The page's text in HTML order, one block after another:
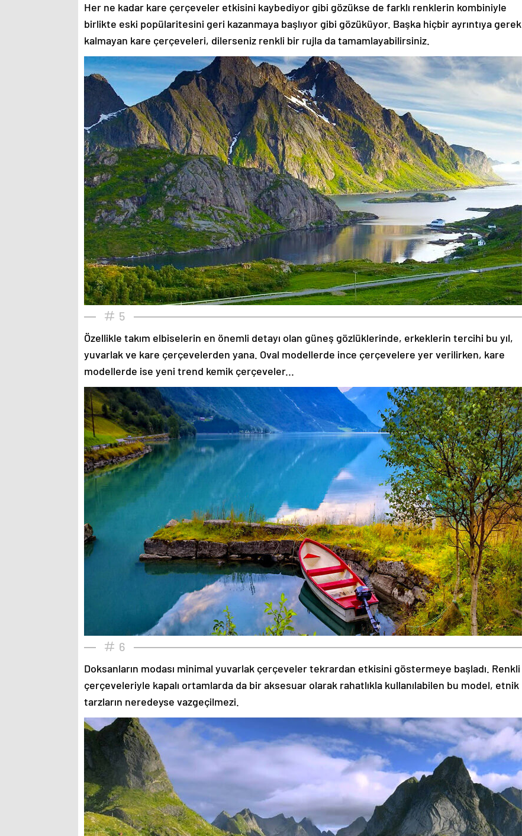
Her ne kadar kare çerçeveler etkisini kaybediyor gibi gözükse de farklı renklerin kombiniyle
birlikte eski popülaritesini geri kazanmaya başlıyor gibi gözüküyor. Başka hiçbir ayrıntıya gerek
kalmayan kare çerçeveleri, dilerseniz renkli bir rujla da tamamlayabilirsiniz.
5
Özellikle takım elbiselerin en önemli detayı olan güneş gözlüklerinde, erkeklerin tercihi bu yıl,
yuvarlak ve kare çerçevelerden yana. Oval modellerde ince çerçevelere yer verilirken, kare
modellerde ise yeni trend kemik çerçeveler...
6
Doksanların modası minimal yuvarlak çerçeveler tekrardan etkisini göstermeye başladı. Renkli
çerçeveleriyle kapalı ortamlarda da bir aksesuar olarak rahatlıkla kullanılabilen bu model, etnik
tarzların neredeyse vazgeçilmezi.